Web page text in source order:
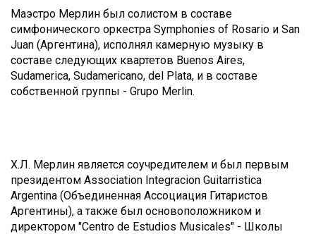
Маэстро Мерлин был солистом в составе
симфонического оркестра Symphonies of Rosario и San
Juan (Аргентина), исполнял камерную музыку в
составе следующих квартетов Buenos Aires,
Sudamerica, Sudamericano, del Plata, и в составе
собственной группы - Grupo Merlin.
Х.Л. Мерлин является соучредителем и был первым
президентом Association Integracion Guitarristica
Argentina (Объединенная Ассоциация Гитаристов
Аргентины), а также был основоположником и
директором "Centro de Estudios Musicales" - Школы